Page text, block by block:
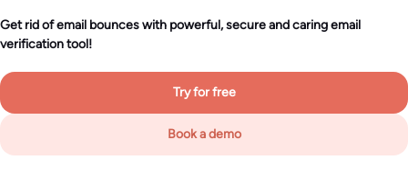
Get rid of email bounces with powerful, secure and caring email
verification tool!
Try for free
Book a demo